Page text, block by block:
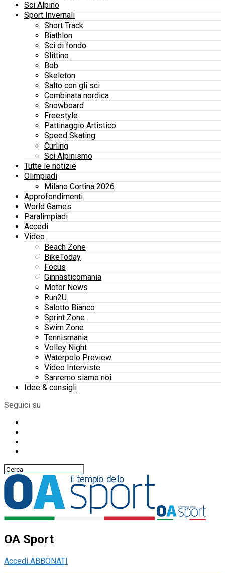
Sci Alpino
Sport Invernali
Short Track
Biathlon
Sci di fondo
Slittino
Bob
Skeleton
Salto con gli sci
Combinata nordica
Snowboard
Freestyle
Pattinaggio Artistico
Speed Skating
Curling
Sci Alpinismo
Tutte le notizie
Olimpiadi
Milano Cortina 2026
Approfondimenti
World Games
Paralimpiadi
Accedi
Video
Beach Zone
BikeToday
Focus
Ginnasticomania
Motor News
Run2U
Salotto Bianco
Sprint Zone
Swim Zone
Tennismania
Volley Night
Waterpolo Preview
Video Interviste
Sanremo siamo noi
Idee & consigli
Seguici su
OA Sport
Accedi ABBONATI